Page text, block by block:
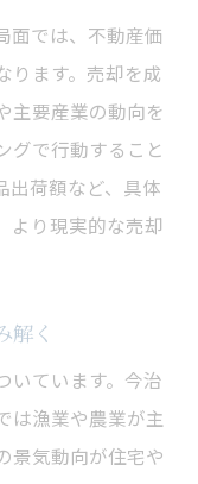
イントとは
基準設定
要性
却戦略の立案
限に活かす方
見極め方
却戦略の実践
の工夫を探る
面では、不動産価
ります。売却を成
主要産業の動向を
グで行動すること
出荷額など、具体
より現実的な売却
解く
いています。今治
は漁業や農業が主
景気動向が住宅や